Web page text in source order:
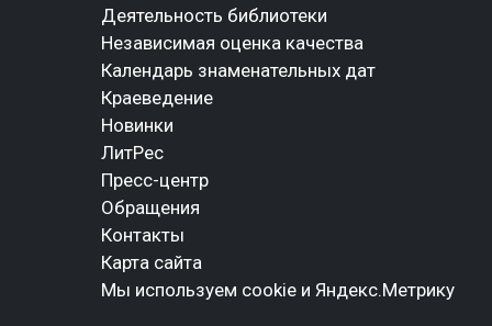
Деятельность библиотеки
Независимая оценка качества
Календарь знаменательных дат
Краеведение
Новинки
ЛитРес
Пресс-центр
Обращения
Контакты
Карта сайта
Мы используем cookie и Яндекс.Метрику